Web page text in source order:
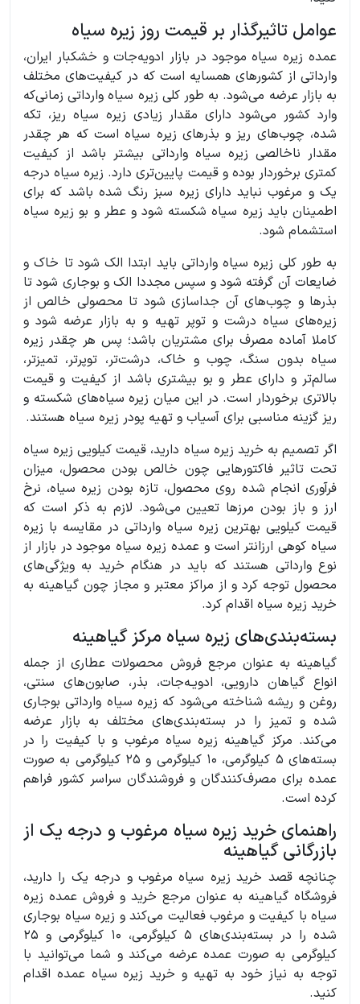
عوامل تاثیرگذار بر قیمت روز زیره سیاه
عمده زیره سیاه موجود در بازار ادویه‌جات و خشکبار ایران،
وارداتی از کشورهای همسایه است که در کیفیت‌های مختلف
به بازار عرضه می‌شود. به طور کلی زیره سیاه وارداتی زمانی‌که
وارد کشور می‌شود دارای مقدار زیادی زیره سیاه ریز، تکه
شده، چوب‌های ریز و بذرهای زیره سیاه است که هر چقدر
مقدار ناخالصی زیره سیاه وارداتی بیشتر باشد از کیفیت
کمتری برخوردار بوده و قیمت پایین‌تری دارد. زیره سیاه درجه
یک و مرغوب نباید دارای زیره سبز رنگ شده باشد که برای
اطمینان باید زیره سیاه شکسته شود و عطر و بو زیره سیاه
استشمام شود.
به طور کلی زیره سیاه وارداتی باید ابتدا الک شود تا خاک و
ضایعات آن گرفته شود و سپس مجددا الک و بوجاری شود تا
بذرها و چوب‌های آن جداسازی شود تا محصولی خالص از
زیره‌های سیاه درشت و توپر تهیه و به بازار عرضه شود و
کاملا آماده مصرف برای مشتریان باشد؛ پس هر چقدر زیره
سیاه بدون سنگ، چوب و خاک، درشت‌تر، توپرتر، تمیزتر،
سالم‌تر و دارای عطر و بو بیشتری باشد از کیفیت و قیمت
بالاتری برخوردار است. در این میان زیره سیاه‌های شکسته و
ریز گزینه مناسبی برای آسیاب و تهیه پودر زیره سیاه هستند.
اگر تصمیم به خرید زیره سیاه دارید، قیمت کیلویی زیره سیاه
تحت تاثیر فاکتورهایی چون خالص بودن محصول، میزان
فرآوری انجام شده روی محصول، تازه بودن زیره سیاه، نرخ
ارز و باز بودن مرزها تعیین می‌شود. لازم به ذکر است که
قیمت کیلویی بهترین زیره سیاه وارداتی در مقایسه با زیره
سیاه کوهی ارزانتر است و عمده زیره سیاه موجود در بازار از
نوع وارداتی هستند که باید در هنگام خرید به ویژگی‌های
محصول توجه کرد و از مراکز معتبر و مجاز چون گیاهینه به
خرید زیره سیاه اقدام کرد.
بسته‌بندی‌های زیره سیاه مرکز گیاهینه
گیاهینه به عنوان مرجع فروش محصولات عطاری از جمله
انواع گیاهان دارویی، ادويـه‌جات، بذر، صابون‌های سنتی،
روغن و ریشه شناخته می‌شود که زیره سیاه وارداتی بوجاری
شده و تمیز را در بسته‌بندی‌های مختلف به بازار عرضه
می‌کند. مرکز گیاهینه زیره سیاه مرغوب و با کیفیت را در
بسته‌های 5 کیلوگرمی، 10 کیلوگرمی و 25 کیلوگرمی به صورت
عمده برای مصرف‌کنندگان و فروشندگان سراسر کشور فراهم
کرده است.
راهنمای خرید زیره سیاه مرغوب و درجه یک از
بازرگانی گیاهینه
چنانچه قصد خرید زیره سیاه مرغوب و درجه یک را دارید،
فروشگاه گیاهینه به عنوان مرجع خرید و فروش عمده زیره
سیاه با کیفیت و مرغوب فعالیت می‌کند و زیره سیاه بوجاری
شده را در بسته‌بندی‌های 5 کیلوگرمی، 10 کیلوگرمی و 25
کیلوگرمی به صورت عمده عرضه می‌کند و شما می‌توانید با
توجه به نیاز خود به تهیه و خرید زیره سیاه عمده اقدام
کنید.